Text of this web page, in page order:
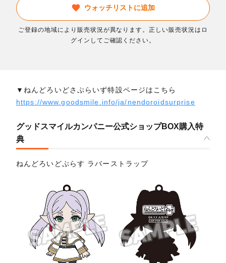
ウォッチリストに追加
ご登録の地域により販売状況が異なります。正しい販売状況はロ
グインしてご確認ください。
▼ねんどろいどさぷらいず特設ページはこちら
https://www.goodsmile.info/ja/nendoroidsurprise
グッドスマイルカンパニー公式ショップBOX購入特
典
ねんどろいどぷらす ラバーストラップ